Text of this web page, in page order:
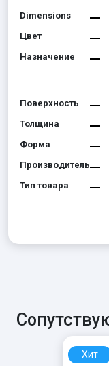
Dimensions
Цвет
Назначение
Поверхность
Толщина
Форма
Производитель
Тип товара
Хит